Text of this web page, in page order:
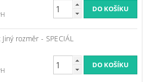
Jiný rozměr - SPECIÁL